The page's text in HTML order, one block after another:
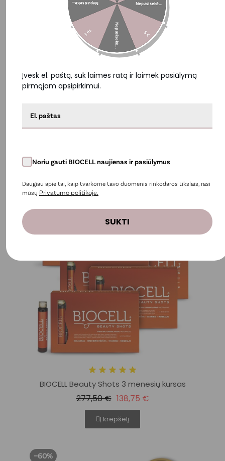
−50%
BIOCELL Beauty Shots 3 mėnesių kursas
277,50 € 138,75 €
Į krepšelį
−60%
Nepasisekė...
5 €
Nepasisekė...
10 €
Nepasisekė...
Įvesk el. paštą, suk laimės ratą ir laimėk pasiūlymą
pirmąjam apsipirkimui.
Noriu gauti BIOCELL naujienas ir pasiūlymus
Daugiau apie tai, kaip tvarkome tavo duomenis rinkodaros tikslais, rasi
mūsų Privatumo politikoje.
SUKTI